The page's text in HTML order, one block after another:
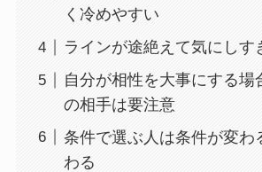
く冷めやすい
ラインが途絶えて気にしす
自分が相性を大事にする場
の相手は要注意
条件で選ぶ人は条件が変わ
わる